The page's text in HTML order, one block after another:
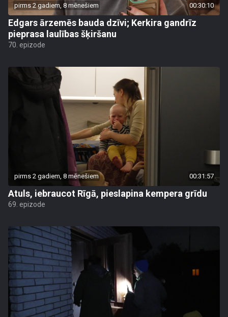
pirms 2 gadiem, 8 mēnešiem 00:30:10
Edgars ārzemēs bauda dzīvi; Kerkira gandrīz
pieprasa laulības šķiršanu
70. epizode
pirms 2 gadiem, 8 mēnešiem 00:31:57
Atuls, iebraucot Rīgā, pieslapina kempera grīdu
69. epizode